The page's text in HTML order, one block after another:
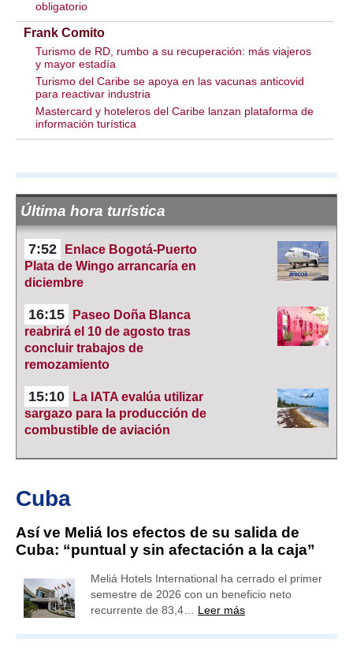
obligatorio
Frank Comito
Turismo de RD, rumbo a su recuperación: más viajeros
y mayor estadía
Turismo del Caribe se apoya en las vacunas anticovid
para reactivar industria
Mastercard y hoteleros del Caribe lanzan plataforma de
información turística
Última hora turística
7:52
Enlace Bogotá-Puerto
Plata de Wingo arrancaría en
diciembre
16:15
Paseo Doña Blanca
reabrirá el 10 de agosto tras
concluir trabajos de
remozamiento
15:10
La IATA evalúa utilizar
sargazo para la producción de
combustible de aviación
Cuba
Así ve Meliá los efectos de su salida de
Cuba: “puntual y sin afectación a la caja”
Meliá Hotels International ha cerrado el primer
semestre de 2026 con un beneficio neto
recurrente de 83,4… Leer más